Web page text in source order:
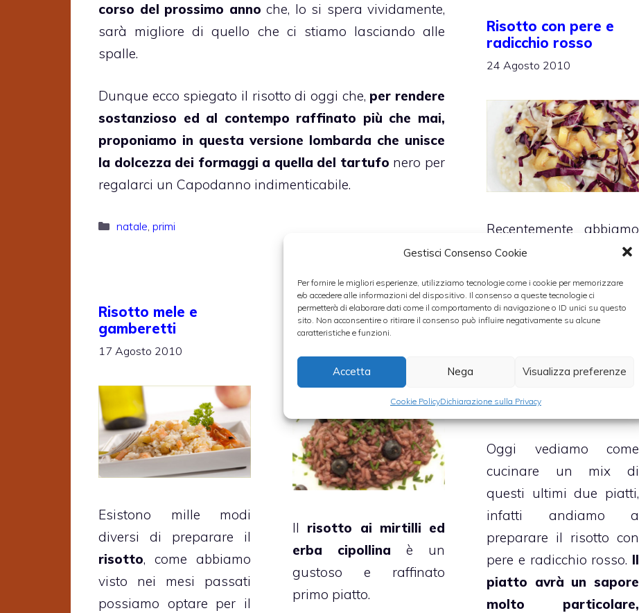
Gestisci Consenso Cookie
Per fornire le migliori esperienze, utilizziamo tecnologie come i cookie per memorizzare
e/o accedere alle informazioni del dispositivo. Il consenso a queste tecnologie ci
permetterà di elaborare dati come il comportamento di navigazione o ID unici su questo
sito. Non acconsentire o ritirare il consenso può influire negativamente su alcune
caratteristiche e funzioni.
Accetta Nega Visualizza preferenze
Cookie PolicyDichiarazione sulla Privacy
corso del prossimo anno che, lo si spera vividamente,
sarà migliore di quello che ci stiamo lasciando alle
spalle.
Dunque ecco spiegato il risotto di oggi che, per rendere
sostanzioso ed al contempo raffinato più che mai,
proponiamo in questa versione lombarda che unisce
la dolcezza dei formaggi a quella del tartufo nero per
regalarci un Capodanno indimenticabile.
Categorie
natale primi
Risotto con pere e
radicchio rosso
24 Agosto 2010
Recentemente abbiamo
visto come preparare il
gamberetti, ma in
passato avevamo anche
taleggio.
Oggi vediamo come
cucinare un mix di
questi ultimi due piatti,
infatti andiamo a
preparare il risotto con
pere e radicchio rosso. Il
piatto avrà un sapore
molto particolare,
Risotto mele e
gamberetti
17 Agosto 2010
Esistono mille modi
diversi di preparare il
risotto, come abbiamo
visto nei mesi passati
possiamo optare per il
Risotto ai mirtilli ed
erba cipollina
Il risotto ai mirtilli ed
erba cipollina è un
gustoso e raffinato
primo piatto.